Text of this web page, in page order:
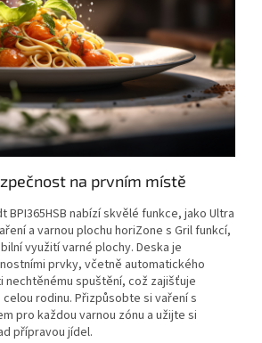
na prvním místě
BPI365HSB nabízí skvělé funkce, jako Ultra
a varnou plochu horiZone s Gril funkcí,
využití varné plochy. Deska je
prvky, včetně automatického
nechtěnému spuštění, což zajišťuje
rodinu. Přizpůsobte si vaření s
pro každou varnou zónu a užijte si
přípravou jídel.